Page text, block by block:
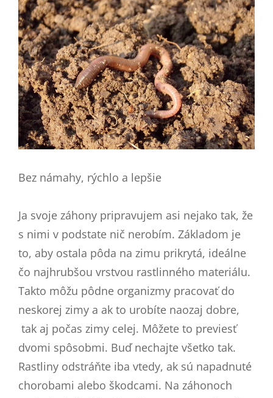
Bez námahy, rýchlo a lepšie
Ja svoje záhony pripravujem asi nejako tak, že
s nimi v podstate nič nerobím. Základom je
to, aby ostala pôda na zimu prikrytá, ideálne
čo najhrubšou vrstvou rastlinného materiálu.
Takto môžu pôdne organizmy pracovať do
neskorej zimy a ak to urobíte naozaj dobre,
tak aj počas zimy celej. Môžete to previesť
dvomi spôsobmi. Buď nechajte všetko tak.
Rastliny odstráňte iba vtedy, ak sú napadnuté
chorobami alebo škodcami. Na záhonoch